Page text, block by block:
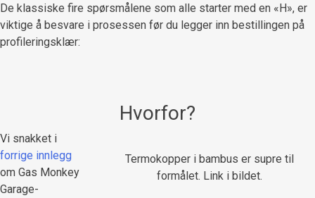
De klassiske fire spørsmålene som alle starter med en «H», er
viktige å besvare i prosessen før du legger inn bestillingen på
profileringsklær:
Hvorfor?
Termokopper i bambus er supre til
formålet. Link i bildet.
Vi snakket i
forrige innlegg
om Gas Monkey
Garage-